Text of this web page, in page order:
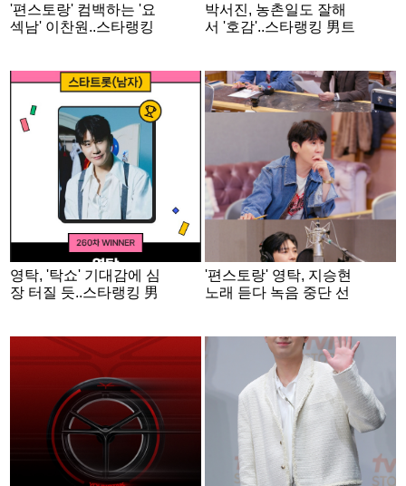
'편스토랑' 컴백하는 '요
섹남' 이찬원..스타랭킹
박서진, 농촌일도 잘해
서 '호감'..스타랭킹 男트
영탁, '탁쇼' 기대감에 심
장 터질 듯..스타랭킹 男
'편스토랑' 영탁, 지승현
노래 듣다 녹음 중단 선